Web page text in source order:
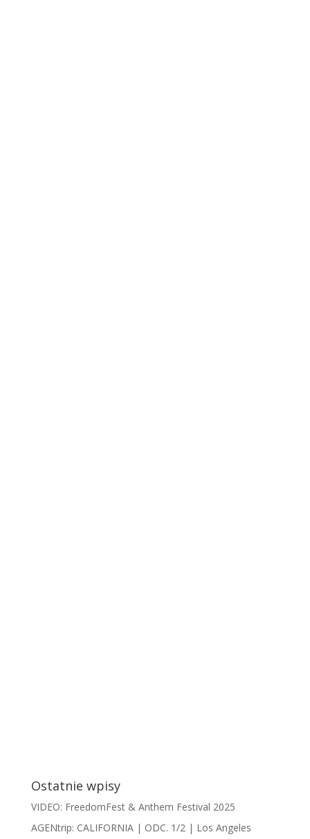
Ostatnie wpisy
VIDEO: FreedomFest & Anthem Festival 2025
AGENtrip: CALIFORNIA | ODC. 1/2 | Los Angeles